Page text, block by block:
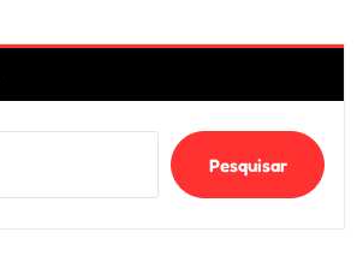
Pesquisar